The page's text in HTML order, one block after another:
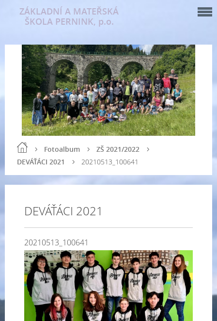
ZÁKLADNÍ A MATEŘSKÁ
ŠKOLA PERNINK, p.o.
Fotoalbum
ZŠ 2021/2022
DEVÁŤÁCI 2021
20210513_100641
DEVÁŤÁCI 2021
20210513_100641